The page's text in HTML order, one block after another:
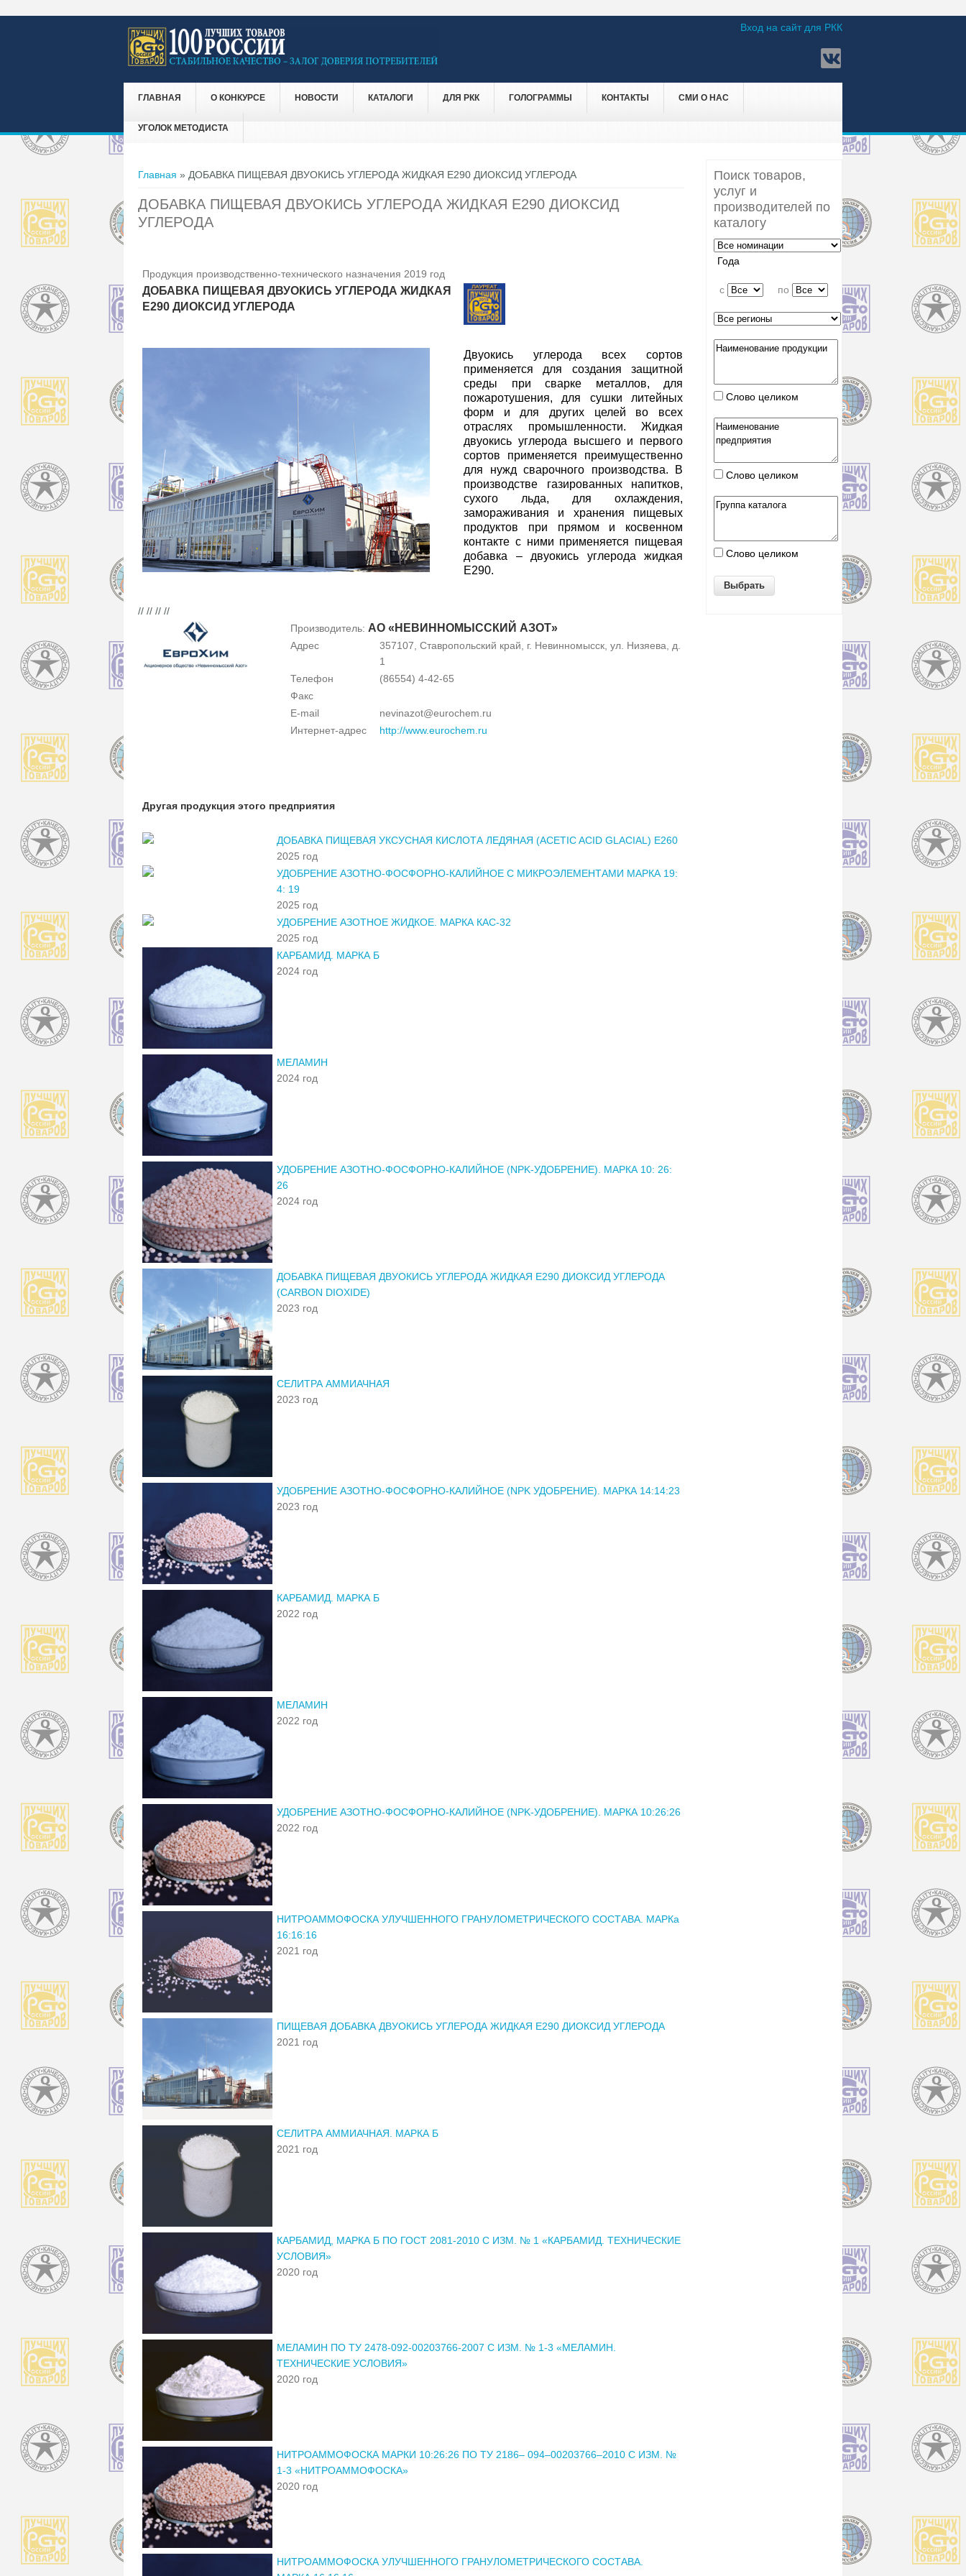
Вход на сайт для РКК
ГЛАВНАЯ О КОНКУРСЕ НОВОСТИ КАТАЛОГИ ДЛЯ РКК ГОЛОГРАММЫ КОНТАКТЫ СМИ О НАС
УГОЛОК МЕТОДИСТА
Вы здесь
Главная » ДОБАВКА ПИЩЕВАЯ ДВУОКИСЬ УГЛЕРОДА ЖИДКАЯ Е290 ДИОКСИД УГЛЕРОДА
ДОБАВКА ПИЩЕВАЯ ДВУОКИСЬ УГЛЕРОДА ЖИДКАЯ Е290 ДИОКСИД
УГЛЕРОДА
Продукция производственно-технического назначения 2019 год
ДОБАВКА ПИЩЕВАЯ ДВУОКИСЬ УГЛЕРОДА ЖИДКАЯ
Е290 ДИОКСИД УГЛЕРОДА
Двуокись углерода всех сортов
применяется для создания защитной
среды при сварке металлов, для
пожаротушения, для сушки литейных
форм и для других целей во всех
отраслях промышленности. Жидкая
двуокись углерода высшего и первого
сортов применяется преимущественно
для нужд сварочного производства. В
производстве газированных напитков,
сухого льда, для охлаждения,
замораживания и хранения пищевых
продуктов при прямом и косвенном
контакте с ними применяется пищевая
добавка – двуокись углерода жидкая
Е290.
// // // //
Производитель: АО «НЕВИННОМЫССКИЙ АЗОТ»
Адрес
357107, Ставропольский край, г. Невинномысск, ул. Низяева, д.
1
Телефон
(86554) 4-42-65
Факс
E-mail
nevinazot@eurochem.ru
Интернет-адрес
http://www.eurochem.ru
Другая продукция этого предприятия
ДОБАВКА ПИЩЕВАЯ УКСУСНАЯ КИСЛОТА ЛЕДЯНАЯ (ACETIC ACID GLACIAL) E260
2025 год
УДОБРЕНИЕ АЗОТНО-ФОСФОРНО-КАЛИЙНОЕ С МИКРОЭЛЕМЕНТАМИ МАРКА 19:
4: 19
2025 год
УДОБРЕНИЕ АЗОТНОЕ ЖИДКОЕ. МАРКА КАС-32
2025 год
КАРБАМИД. МАРКА Б
2024 год
МЕЛАМИН
2024 год
УДОБРЕНИЕ АЗОТНО-ФОСФОРНО-КАЛИЙНОЕ (NPK-УДОБРЕНИЕ). МАРКА 10: 26:
26
2024 год
ДОБАВКА ПИЩЕВАЯ ДВУОКИСЬ УГЛЕРОДА ЖИДКАЯ Е290 ДИОКСИД УГЛЕРОДА
(CARBON DIOXIDE)
2023 год
СЕЛИТРА АММИАЧНАЯ
2023 год
УДОБРЕНИЕ АЗОТНО-ФОСФОРНО-КАЛИЙНОЕ (NPK УДОБРЕНИЕ). МАРКА 14:14:23
2023 год
КАРБАМИД. МАРКА Б
2022 год
МЕЛАМИН
2022 год
УДОБРЕНИЕ АЗОТНО-ФОСФОРНО-КАЛИЙНОЕ (NPK-УДОБРЕНИЕ). МАРКА 10:26:26
2022 год
НИТРОАММОФОСКА УЛУЧШЕННОГО ГРАНУЛОМЕТРИЧЕСКОГО СОСТАВА. МАРКа
16:16:16
2021 год
ПИЩЕВАЯ ДОБАВКА ДВУОКИСЬ УГЛЕРОДА ЖИДКАЯ Е290 ДИОКСИД УГЛЕРОДА
2021 год
СЕЛИТРА АММИАЧНАЯ. МАРКА Б
2021 год
КАРБАМИД, МАРКА Б ПО ГОСТ 2081-2010 С ИЗМ. № 1 «КАРБАМИД. ТЕХНИЧЕСКИЕ
УСЛОВИЯ»
2020 год
МЕЛАМИН ПО ТУ 2478-092-00203766-2007 С ИЗМ. № 1-3 «МЕЛАМИН.
ТЕХНИЧЕСКИЕ УСЛОВИЯ»
2020 год
НИТРОАММОФОСКА МАРКИ 10:26:26 ПО ТУ 2186– 094–00203766–2010 С ИЗМ. №
1-3 «НИТРОАММОФОСКА»
2020 год
НИТРОАММОФОСКА УЛУЧШЕННОГО ГРАНУЛОМЕТРИЧЕСКОГО СОСТАВА.
Поиск товаров,
услуг и
производителей по
каталогу
Года
c по
Слово целиком
Слово целиком
Слово целиком